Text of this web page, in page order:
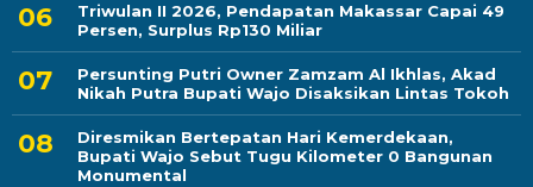
Triwulan II 2026, Pendapatan Makassar Capai 49
Persen, Surplus Rp130 Miliar
Persunting Putri Owner Zamzam Al Ikhlas, Akad
Nikah Putra Bupati Wajo Disaksikan Lintas Tokoh
Diresmikan Bertepatan Hari Kemerdekaan,
Bupati Wajo Sebut Tugu Kilometer 0 Bangunan
Monumental